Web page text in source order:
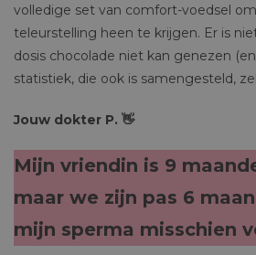
volledige set van comfort-voedsel
teleurstelling heen te krijgen. Er is
dosis chocolade niet kan genezen
statistiek, die ook is samengesteld,
Jouw dokter P. 👋
Mijn vriendin is 9
maar we zijn pas 6
mijn sperma misschien